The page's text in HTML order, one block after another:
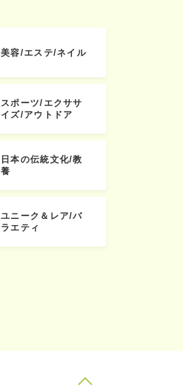
美容/エステ/ネイル
スポーツ/エクササ
イズ/アウトドア
日本の伝統文化/教
養
ユニーク＆レア/バ
ラエティ